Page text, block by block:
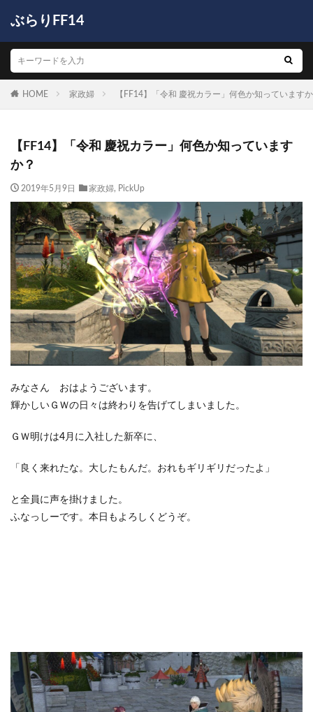
ぶらりFF14
HOME 家政婦 【FF14】「令和 慶祝カラー」何色か知っています
【FF14】「令和 慶祝カラー」何色か知っています
か？
2019年5月9日 家政婦, PickUp
みなさん おはようございます。
輝かしいＧＷの日々は終わりを告げてしまいました。
ＧＷ明けは4月に入社した新卒に、
「良く来れたな。大したもんだ。おれもギリギリだったよ」
と全員に声を掛けました。
ふなっしーです。本日もよろしくどうぞ。